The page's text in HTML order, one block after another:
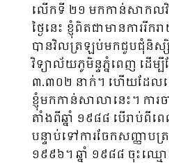
លើកទី ២១ មកកាន់សាកលវិ
ថ្ងៃនេះ ខ្ញុំពិតជាមានការរីក
បានវិលត្រឡប់មកជួបជុំនិ
វិទ្យាល័យភូមិន្ទភ្នំពេញ ដើម្
៣.៣០២ នាក់។ ហើយដែល
ខ្ញុំមកកាន់សាលានេះ។ ការ
តាំងពីឆ្នាំ ១៩៨៨ បើរាប់
បន្ទាប់ទៅ​ការចែកសញ្ញាប
១៩៩៦។ ឆ្នាំ ១៩៨៨​ ចុះឈ្មោ